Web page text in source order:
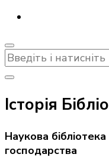
Шукаєте
щось?
Історія
Наукова
господарства